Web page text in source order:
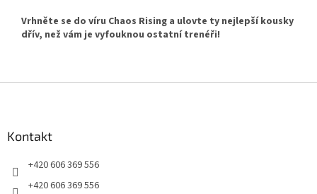
Vrhněte se do víru Chaos Rising a ulovte ty nejlepší kousky
dřív, než vám je vyfouknou ostatní trenéři!
Kontakt
+420 606 369 556
+420 606 369 556